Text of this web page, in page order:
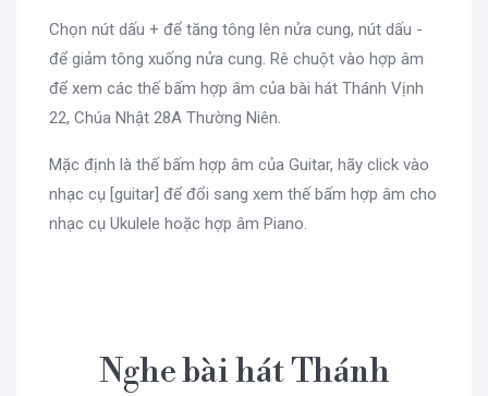
Chọn nút dấu + để tăng tông lên nửa cung, nút dấu -
để giảm tông xuống nửa cung. Rê chuột vào hợp âm
để xem các thế bấm hợp âm của bài hát Thánh Vịnh
22, Chúa Nhật 28A Thường Niên.
Mặc định là thế bấm hợp âm của Guitar, hãy click vào
nhạc cụ [guitar] để đổi sang xem thế bấm hợp âm cho
nhạc cụ Ukulele hoặc hợp âm Piano.
Nghe bài hát Thánh